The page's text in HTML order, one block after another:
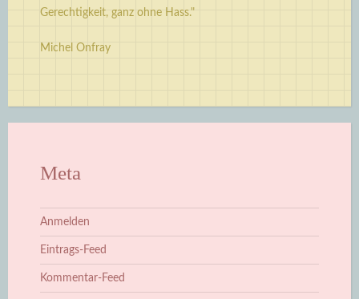
Gerechtigkeit, ganz ohne Hass."
Michel Onfray
Meta
Anmelden
Eintrags-Feed
Kommentar-Feed